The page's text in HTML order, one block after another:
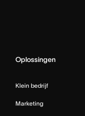
Oplossingen
Klein bedrijf
Marketing